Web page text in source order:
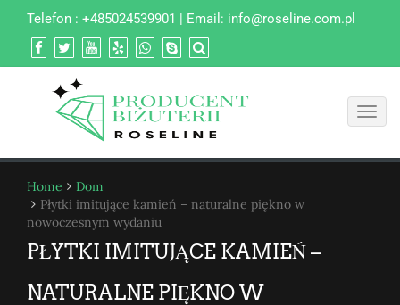
Telefon : +485024539901 | Email: info@roseline.com.pl
Home
Dom
Płytki imitujące kamień – naturalne piękno w
nowoczesnym wydaniu
PŁYTKI IMITUJĄCE KAMIEŃ –
NATURALNE PIĘKNO W